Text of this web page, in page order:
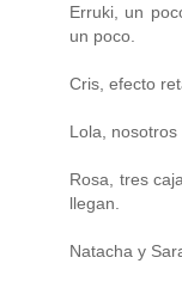
Erruki, un
un poco.
Cris, efecto
Lola, nosotros
Rosa, tres
llegan.
Natacha y